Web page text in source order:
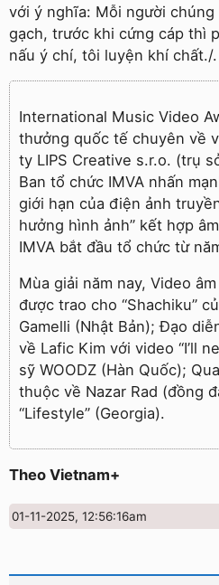
với ý nghĩa: Mỗi người
gạch, trước khi cứng cáp thì
nấu ý chí, tôi luyện khí chất./.
International Music Video
thưởng quốc tế chuyên về
ty LIPS Creative s.r.o. (trụ
Ban tổ chức IMVA nhấn
giới hạn của điện ảnh
hưởng hình ảnh” kết hợp
IMVA bắt đầu tổ chức từ
Mùa giải năm nay, Video
được trao cho “Shachiku”
Gamelli (Nhật Bản); Đạo
về Lafic Kim với video “I’ll
sỹ WOODZ (Hàn Quốc);
thuộc về Nazar Rad (đồng
“Lifestyle” (Georgia).
Theo Vietnam+
01-11-2025, 12:56:16am